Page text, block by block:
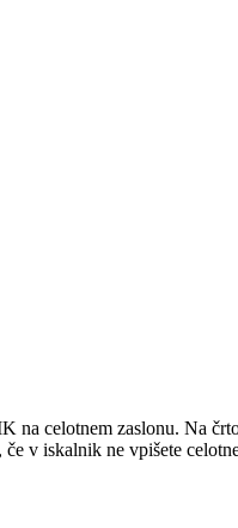
celotnem zaslonu. Na
v iskalnik ne vpišete